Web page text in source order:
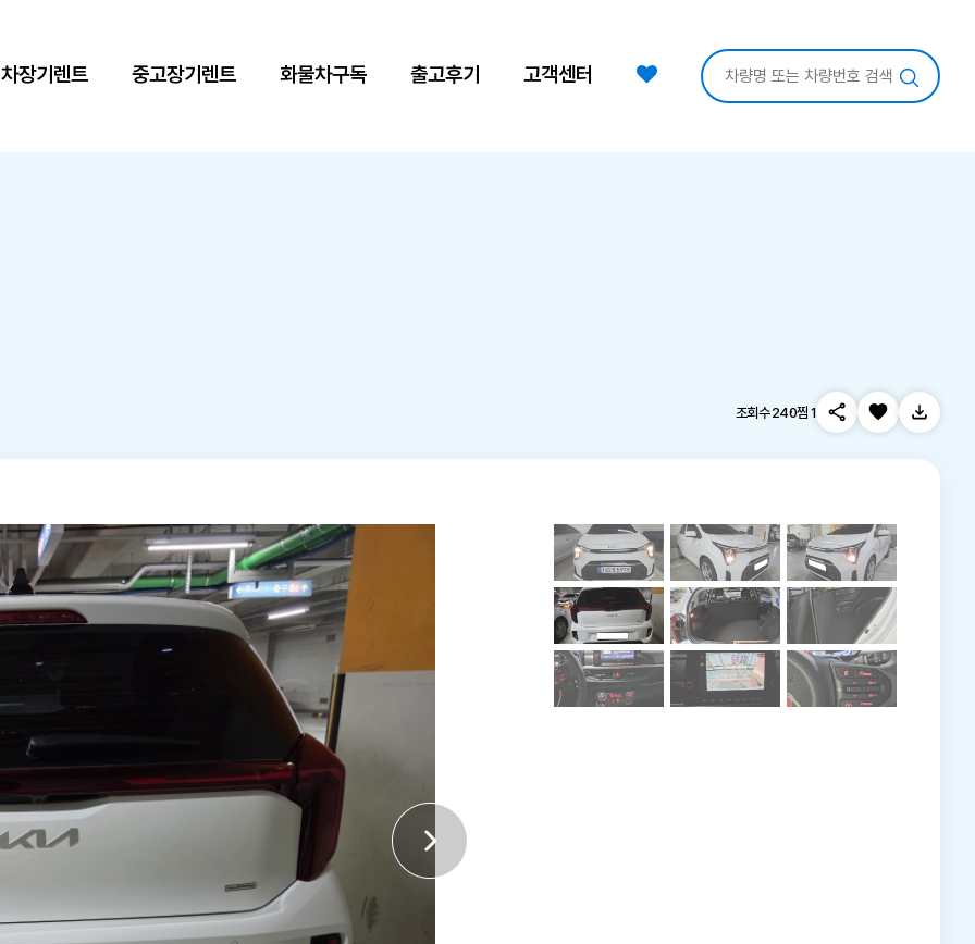
장기렌트 중고장기렌트 화물차구독 출고후기 고객센터
조회수 240찜 1